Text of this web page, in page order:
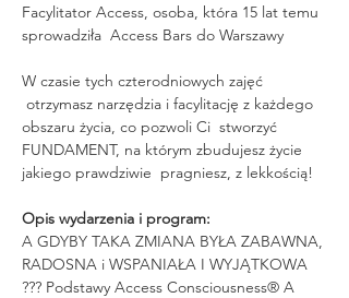
Facylitator Access, osoba, która 15 lat temu
sprowadziła  Access Bars do Warszawy
W czasie tych czterodniowych zajęć
otrzymasz narzędzia i facylitację z każdego
obszaru życia, co pozwoli Ci  stworzyć
FUNDAMENT, na którym zbudujesz życie
jakiego prawdziwie  pragniesz, z lekkością!
Opis wydarzenia i program:
A GDYBY TAKA ZMIANA BYŁA ZABAWNA,
RADOSNA i WSPANIAŁA I WYJĄTKOWA
??? Podstawy Access Consciousness® A